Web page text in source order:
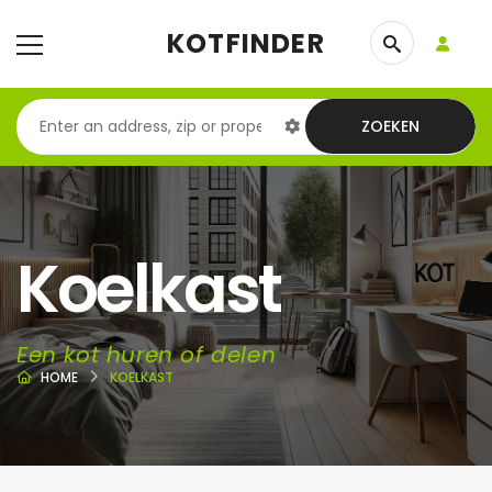
KOTFINDER
ZOEKEN
Koelkast
Een kot huren of delen
HOME KOELKAST